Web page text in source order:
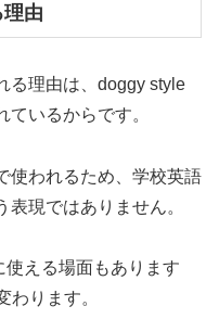
由
る理由は、doggy style
いるからです。
使われるため、学校英語
現ではありません。
える場面もあります
わります。